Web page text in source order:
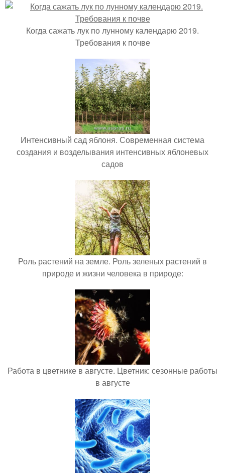
Когда сажать лук по лунному календарю 2019.
Требования к почве
Интенсивный сад яблоня. Современная система
создания и возделывания интенсивных яблоневых
садов
Роль растений на земле. Роль зеленых растений в
природе и жизни человека в природе:
Работа в цветнике в августе. Цветник: сезонные работы
в августе